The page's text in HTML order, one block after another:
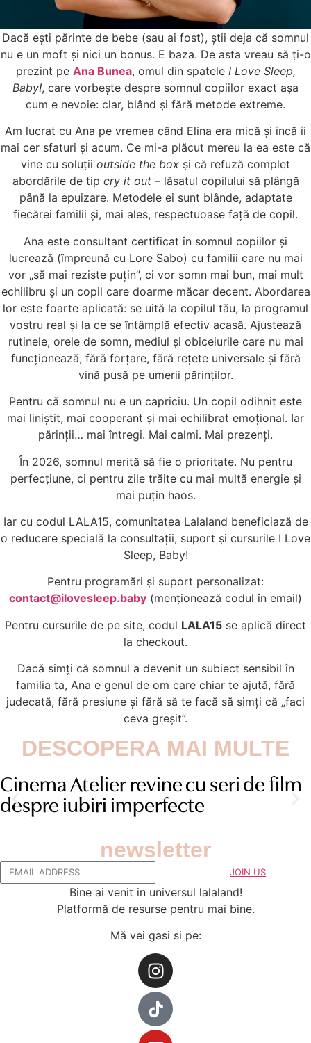
Dacă ești părinte de bebe (sau ai fost), știi deja că somnul
nu e un moft și nici un bonus. E baza. De asta vreau să ți-o
prezint pe Ana Bunea, omul din spatele I Love Sleep,
Baby!, care vorbește despre somnul copiilor exact așa
cum e nevoie: clar, blând și fără metode extreme.
Am lucrat cu Ana pe vremea când Elina era mică și încă îi
mai cer sfaturi și acum. Ce mi-a plăcut mereu la ea este că
vine cu soluții outside the box și că refuză complet
abordările de tip cry it out– lăsatul copilului să plângă
până la epuizare. Metodele ei sunt blânde, adaptate
fiecărei familii și, mai ales, respectuoase față de copil.
Ana este consultant certificat în somnul copiilor și
lucrează (împreună cu Lore Sabo) cu familii care nu mai
vor „să mai reziste puțin”, ci vor somn mai bun, mai mult
echilibru și un copil care doarme măcar decent. Abordarea
lor este foarte aplicată: se uită la copilul tău, la programul
vostru real și la ce se întâmplă efectiv acasă. Ajustează
rutinele, orele de somn, mediul și obiceiurile care nu mai
funcționează, fără forțare, fără rețete universale și fără
vină pusă pe umerii părinților.
Pentru că somnul nu e un capriciu. Un copil odihnit este
mai liniștit, mai cooperant și mai echilibrat emoțional. Iar
părinții… mai întregi. Mai calmi. Mai prezenți.
În 2026, somnul merită să fie o prioritate. Nu pentru
perfecțiune, ci pentru zile trăite cu mai multă energie și
mai puțin haos.
Iar cu codul LALA15, comunitatea Lalaland beneficiază de
o reducere specială la consultații, suport și cursurile I Love
Sleep, Baby!
Pentru programări și suport personalizat:
contact@ilovesleep.baby (menționează codul în email)
Pentru cursurile de pe site, codul LALA15 se aplică direct
la checkout.
Dacă simți că somnul a devenit un subiect sensibil în
familia ta, Ana e genul de om care chiar te ajută, fără
judecată, fără presiune și fără să te facă să simți că „faci
ceva greșit”.
DESCOPERA MAI MULTE
Cinema Atelier revine cu seri de film
despre iubiri imperfecte
newsletter
JOIN US
Bine ai venit in universul lalaland!
Platformă de resurse pentru mai bine.
Mă vei gasi si pe: